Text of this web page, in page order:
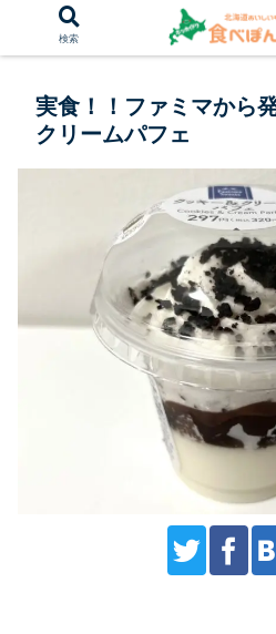
実食！！ファミマから
クリームパフェ
検索